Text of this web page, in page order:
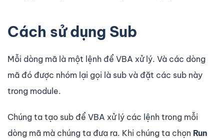
Cách sử dụng Sub
Mỗi dòng mã là một lệnh để VBA xử lý. Và các dòng
mã đó được nhóm lại gọi là sub và đặt các sub này
trong module.
Chúng ta tạo sub để VBA xử lý các lệnh trong mỗi
dòng mã mà chúng ta đưa ra. Khi chúng ta chọn Run